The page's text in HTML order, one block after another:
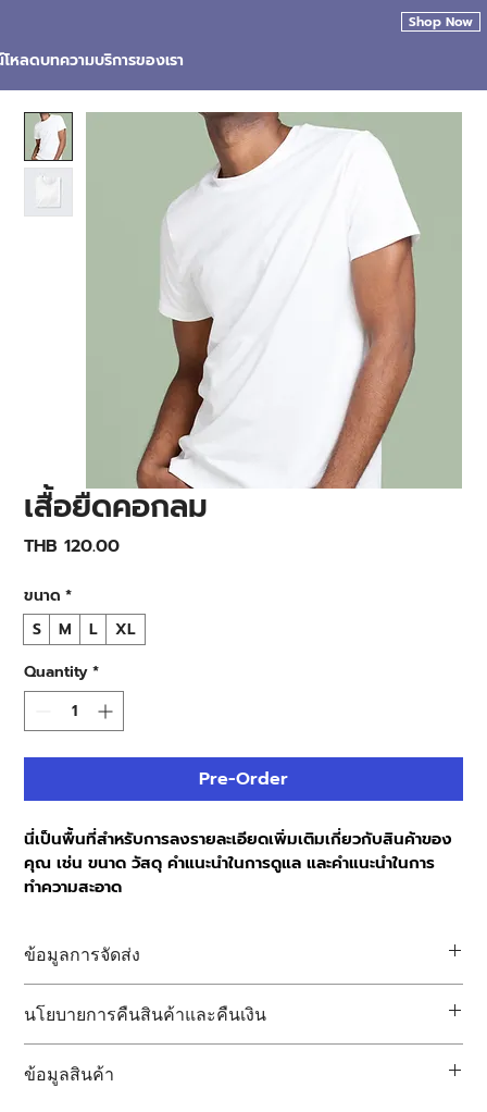
โหลดบทความบริการของเรา
Shop Now
เสื้อยืดคอกลม
THB 120.00Price
ขนาด *
S
M L
XL
Quantity *
Pre-Order
นี่เป็นพื้นที่สำหรับการลงรายละเอียดเพิ่มเติมเกี่ยวกับสินค้าของ
คุณ เช่น ขนาด วัสดุ คำแนะนำในการดูแล และคำแนะนำในการ
ทำความสะอาด
ข้อมูลการจัดส่ง
สินค้า และค่าบริการ
การให้ข้อมูลอย่างชัดเจนเกี่ยวกับ
ของคุณเป็นวิธีที่ดี
เยี่ยมในการสร้างความไว้วางใจและรับรองกับลูกค้าว่าพวกเขาสามารถ
นโยบายการคืนสินค้าและคืนเงิน
หากไม่พอใจสินค้าที่ซื้อไป
ข้อมูลสินค้า